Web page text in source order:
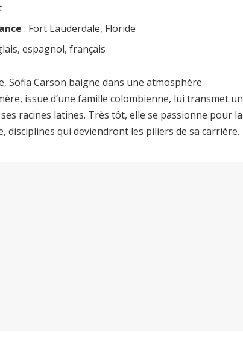
: Fort Lauderdale, Floride
espagnol, français
Sofia Carson baigne dans une atmosphère
issue d’une famille colombienne, lui transmet un
racines latines. Très tôt, elle se passionne pour la
disciplines qui deviendront les piliers de sa carrière.